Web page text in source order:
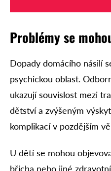
Problémy se
Dopady domácího násilí
psychickou oblast.
ukazují souvislost mezi
dětství a zvýšeným
komplikací v pozdějším
U dětí se mohou
břicha nebo jiné